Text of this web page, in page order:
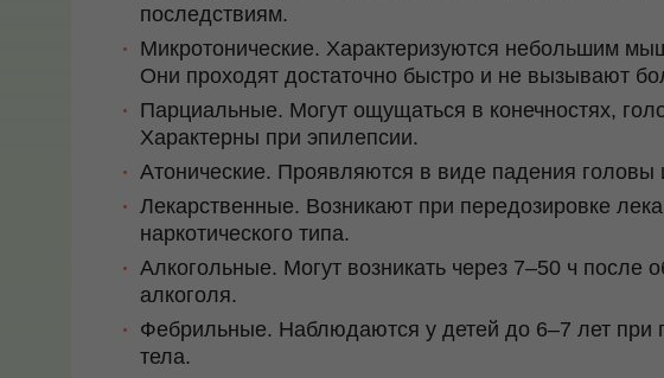
последствиям.
Микротонические. Характеризуются небольшим
Они проходят достаточно быстро и не вызывают
Парциальные. Могут ощущаться в конечностях,
Характерны при эпилепсии.
Атонические. Проявляются в виде падения головы
Лекарственные. Возникают при передозировке
наркотического типа.
Алкогольные. Могут возникать через 7–50 ч после
алкоголя.
Фебрильные. Наблюдаются у детей до 6–7 лет при
тела.